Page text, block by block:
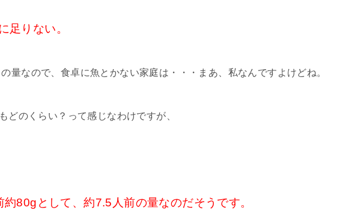
足りない。
量なので、食卓に魚とかない家庭は・・・まあ、私なんですよけどね。
どのくらい？って感じなわけですが、
80gとして、約7.5人前の量なのだそうです。